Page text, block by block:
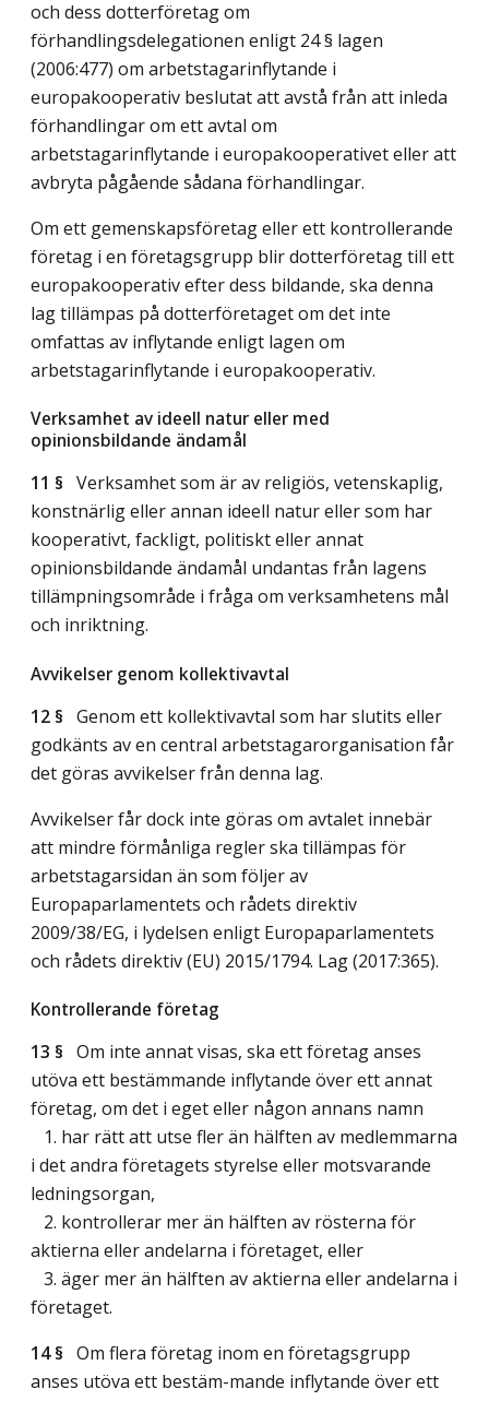
och dess dotterföretag om
förhandlingsdelegationen enligt 24 § lagen
(2006:477) om arbetstagarinflytande i
europakooperativ beslutat att avstå från att inleda
förhandlingar om ett avtal om
arbetstagarinflytande i europakooperativet eller att
avbryta pågående sådana förhandlingar.
Om ett gemenskapsföretag eller ett kontrollerande
företag i en företagsgrupp blir dotterföretag till ett
europakooperativ efter dess bildande, ska denna
lag tillämpas på dotterföretaget om det inte
omfattas av inflytande enligt lagen om
arbetstagarinflytande i europakooperativ.
Verksamhet av ideell natur eller med
opinionsbildande ändamål
11 § Verksamhet som är av religiös, vetenskaplig,
konstnärlig eller annan ideell natur eller som har
kooperativt, fackligt, politiskt eller annat
opinionsbildande ändamål undantas från lagens
tillämpningsområde i fråga om verksamhetens mål
och inriktning.
Avvikelser genom kollektivavtal
12 § Genom ett kollektivavtal som har slutits eller
godkänts av en central arbetstagarorganisation får
det göras avvikelser från denna lag.
Avvikelser får dock inte göras om avtalet innebär
att mindre förmånliga regler ska tillämpas för
arbetstagarsidan än som följer av
Europaparlamentets och rådets direktiv
2009/38/EG, i lydelsen enligt Europaparlamentets
och rådets direktiv (EU) 2015/1794. Lag (2017:365).
Kontrollerande företag
13 § Om inte annat visas, ska ett företag anses
utöva ett bestämmande inflytande över ett annat
företag, om det i eget eller någon annans namn
1. har rätt att utse fler än hälften av medlemmarna
i det andra företagets styrelse eller motsvarande
ledningsorgan,
2. kontrollerar mer än hälften av rösterna för
aktierna eller andelarna i företaget, eller
3. äger mer än hälften av aktierna eller andelarna i
företaget.
14 § Om flera företag inom en företagsgrupp
anses utöva ett bestäm-mande inflytande över ett